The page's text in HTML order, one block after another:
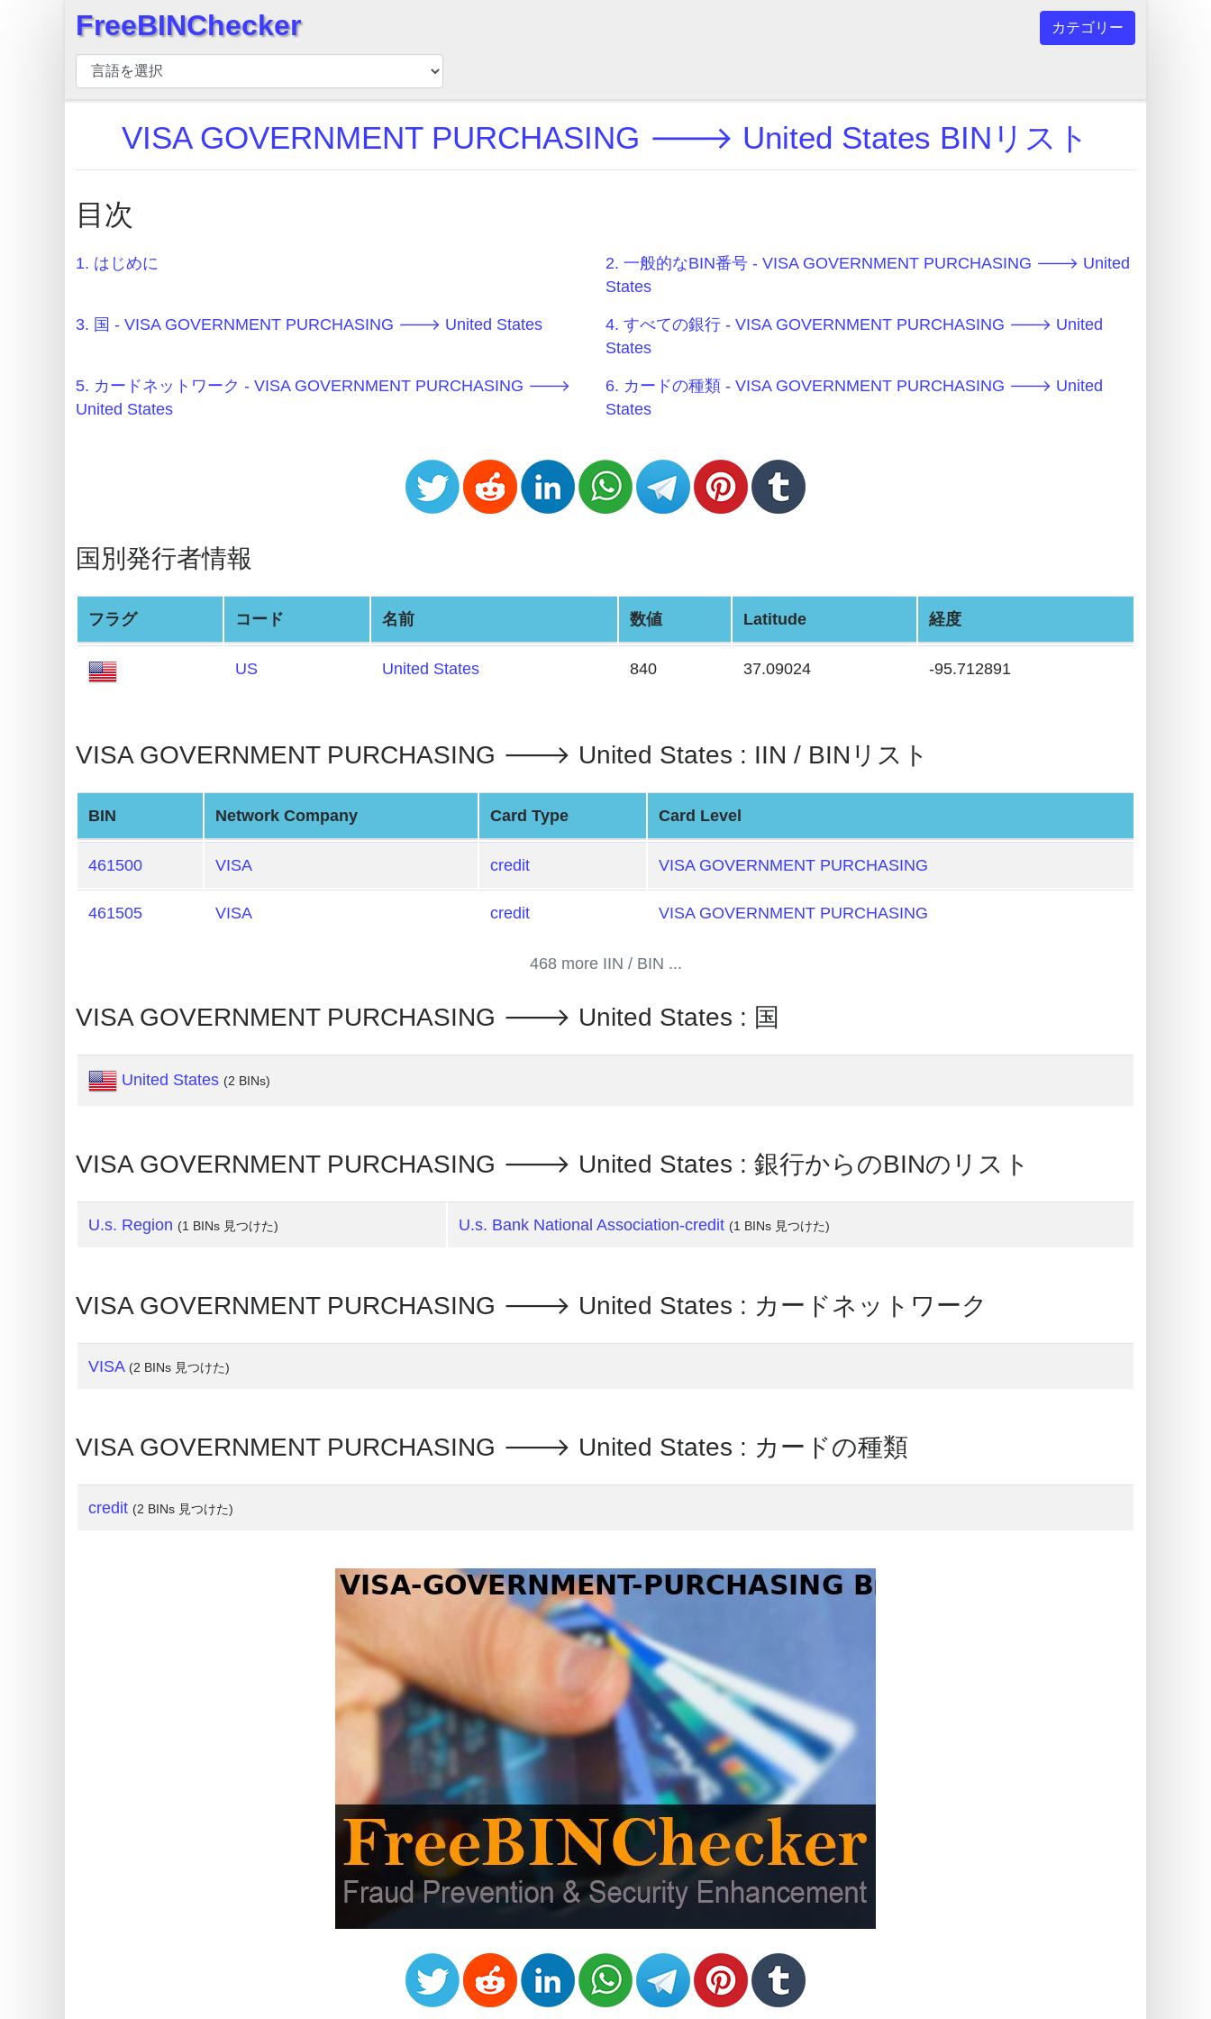
BIN
チ
BIN
索
番
BIN
API
BIN
CC
Generator
from
Banks
Card
Validator
Credit
Card
Generator
Credit
Credit
Card
from
BIN
Checker
IP
Address
IP
Checker
FreeBINChecker カテゴリー
VISA GOVERNMENT PURCHASING 🡒 United States BINリスト
目次
1. はじめに
2. 一般的なBIN番号 - VISA GOVERNMENT PURCHASING 🡒 United
States
3. 国 - VISA GOVERNMENT PURCHASING 🡒 United States
4. すべての銀行 - VISA GOVERNMENT PURCHASING 🡒 United
States
5. カードネットワーク - VISA GOVERNMENT PURCHASING 🡒
United States
6. カードの種類 - VISA GOVERNMENT PURCHASING 🡒 United
States
国別発行者情報
フラグ コード 名前 数値 Latitude 経度
US United States 840 37.09024 -95.712891
VISA GOVERNMENT PURCHASING 🡒 United States : IIN / BINリスト
BIN Network Company Card Type Card Level
461500 VISA credit VISA GOVERNMENT PURCHASING
461505 VISA credit VISA GOVERNMENT PURCHASING
468 more IIN / BIN ...
VISA GOVERNMENT PURCHASING 🡒 United States : 国
United States (2 BINs)
VISA GOVERNMENT PURCHASING 🡒 United States : 銀行からのBINのリスト
U.s. Region (1 BINs 見つけた) U.s. Bank National Association-credit (1 BINs 見つけた)
VISA GOVERNMENT PURCHASING 🡒 United States : カードネットワーク
VISA (2 BINs 見つけた)
VISA GOVERNMENT PURCHASING 🡒 United States : カードの種類
credit (2 BINs 見つけた)